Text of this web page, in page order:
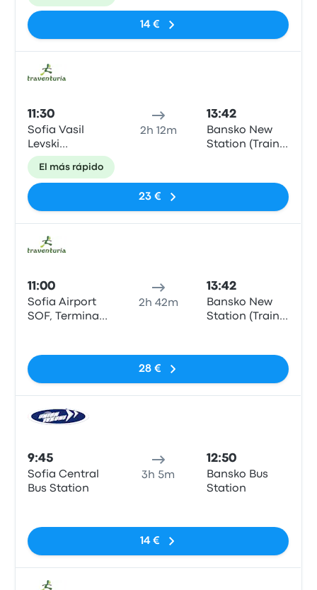
14 €
11:30
Sofia Vasil
Levski
Monument
(Embassy of
Slovakia)
2h 12m
13:42
Bansko New
Station (Train
El más rápido
23 €
11:00
Sofia Airport
SOF, Terminal
2h 42m
13:42
Bansko New
Station (Train
28 €
9:45
Sofia Central
Bus Station
3h 5m
12:50
Bansko Bus
Station
14 €